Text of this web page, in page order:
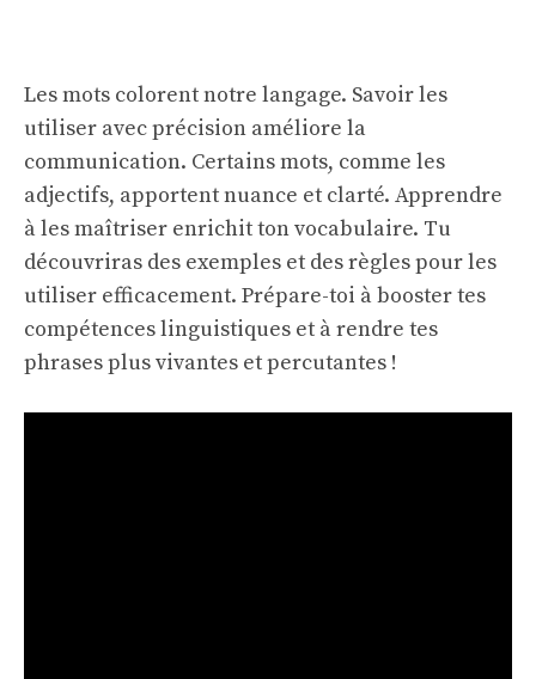
Les mots colorent notre langage. Savoir les
utiliser avec précision améliore la
communication. Certains mots, comme les
adjectifs, apportent nuance et clarté. Apprendre
à les maîtriser enrichit ton vocabulaire. Tu
découvriras des exemples et des règles pour les
utiliser efficacement. Prépare-toi à booster tes
compétences linguistiques et à rendre tes
phrases plus vivantes et percutantes !